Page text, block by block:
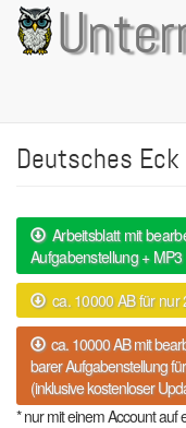
Direkt
zum
Inhalt
Deutsches Eck
Arbeitsblatt mit
Aufgabenstellung +
ca. 10000 AB für nur
ca. 10000 AB mit
barer Aufgabenstellung
(inklusive kostenloser
* nur mit einem Account auf